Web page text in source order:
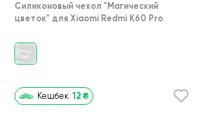
Силиконовый чехол "Магический
цветок" для Xiaomi Redmi K60 Pro
Кешбек 12 ₴